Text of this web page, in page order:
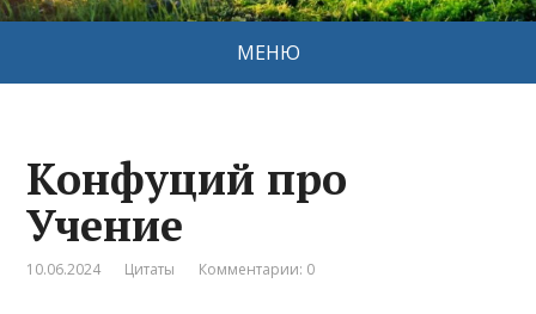
МЕНЮ
Конфуций про
Учение
10.06.2024 Цитаты Комментарии: 0